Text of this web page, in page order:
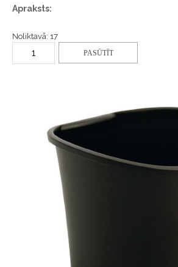
Apraksts:
Noliktavā: 17
PASŪTĪT